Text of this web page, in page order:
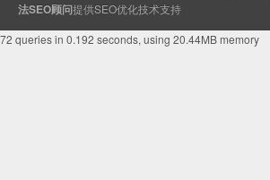
法SEO顾问提供SEO优化技术支持
72 queries in 0.192 seconds, using 20.44MB memory